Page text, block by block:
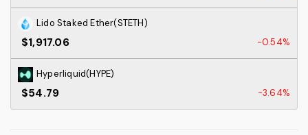
Lido Staked Ether(STETH)
$1,917.06 -0.54%
Hyperliquid(HYPE)
$54.79 -3.64%